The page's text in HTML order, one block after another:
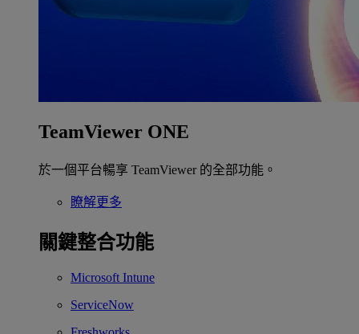
TeamViewer ONE
於一個平台暢享 TeamViewer 的全部功能。
瞭解更多
關鍵整合功能
Microsoft Intune
ServiceNow